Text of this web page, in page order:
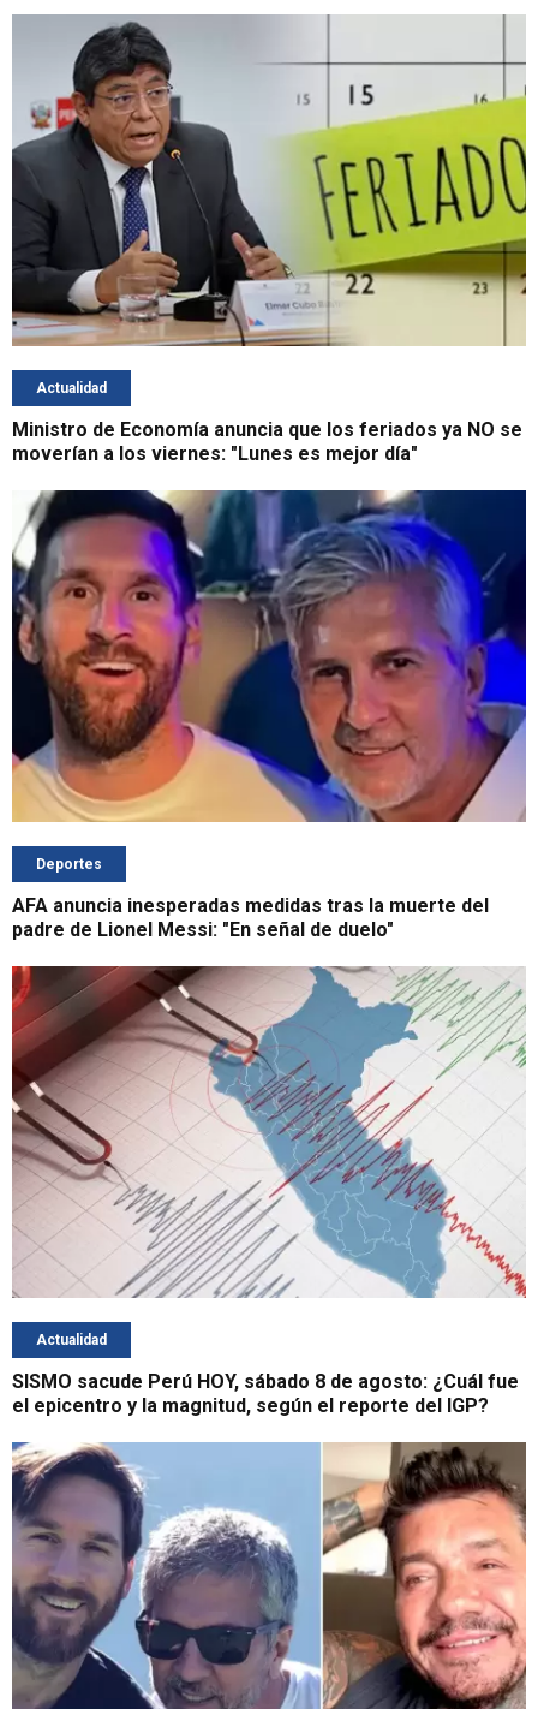
Actualidad
Ministro de Economía anuncia que los feriados ya NO se
moverían a los viernes: "Lunes es mejor día"
Deportes
AFA anuncia inesperadas medidas tras la muerte del
padre de Lionel Messi: "En señal de duelo"
Actualidad
SISMO sacude Perú HOY, sábado 8 de agosto: ¿Cuál fue
el epicentro y la magnitud, según el reporte del IGP?